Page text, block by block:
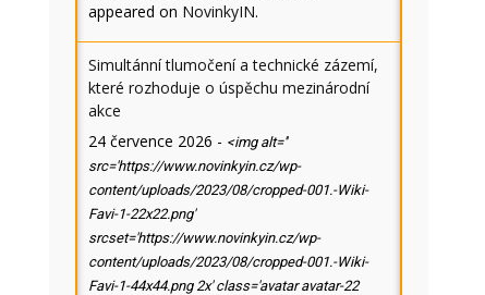
appeared on NovinkyIN.
Simultánní tlumočení a technické zázemí,
které rozhoduje o úspěchu mezinárodní
akce
24 července 2026 - <img alt=''
src='https://www.novinkyin.cz/wp-
content/uploads/2023/08/cropped-001.-Wiki-
Favi-1-22x22.png'
srcset='https://www.novinkyin.cz/wp-
content/uploads/2023/08/cropped-001.-Wiki-
Favi-1-44x44.png 2x' class='avatar avatar-22